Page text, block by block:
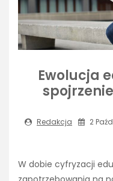
Ewolucja
Redakcja 2
W dobie cyfryzacji